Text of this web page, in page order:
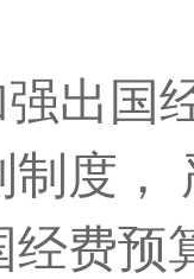
强出国
制度，
经费预